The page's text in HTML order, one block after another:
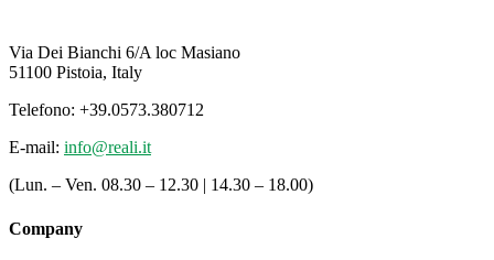
Via Dei Bianchi 6/A loc Masiano
51100 Pistoia, Italy
Telefono: +39.0573.380712
E-mail: info@reali.it
(Lun. – Ven. 08.30 – 12.30 | 14.30 – 18.00)
Company